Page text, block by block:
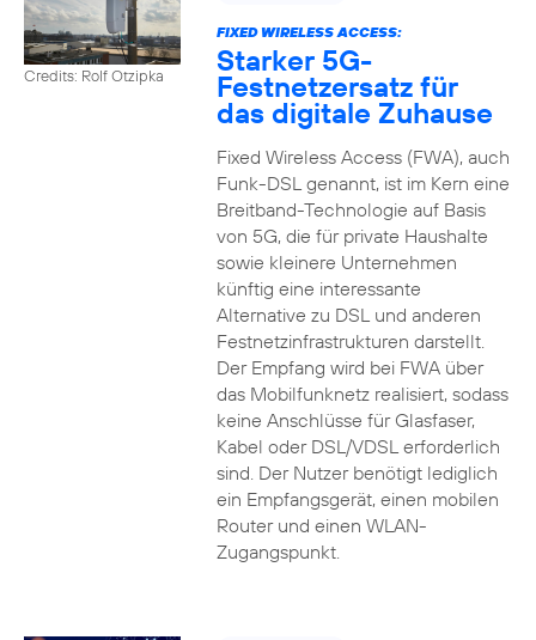
Credits: Rolf Otzipka
FIXED WIRELESS ACCESS:
Starker 5G-
Festnetzersatz für
das digitale Zuhause
Fixed Wireless Access (FWA), auch
Funk-DSL genannt, ist im Kern eine
Breitband-Technologie auf Basis
von 5G, die für private Haushalte
sowie kleinere Unternehmen
künftig eine interessante
Alternative zu DSL und anderen
Festnetzinfrastrukturen darstellt.
Der Empfang wird bei FWA über
das Mobilfunknetz realisiert, sodass
keine Anschlüsse für Glasfaser,
Kabel oder DSL/VDSL erforderlich
sind. Der Nutzer benötigt lediglich
ein Empfangsgerät, einen mobilen
Router und einen WLAN-
Zugangspunkt.